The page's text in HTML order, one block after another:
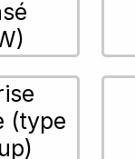
(type